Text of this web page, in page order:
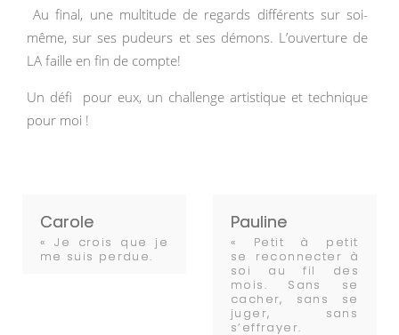
Au final, une multitude de regards différents sur soi-
même, sur ses pudeurs et ses démons. L’ouverture de
LA faille en fin de compte!
Un défi pour eux, un challenge artistique et technique
pour moi !
Carole
« Je crois que je
me suis perdue.
Pauline
« Petit à petit
se reconnecter à
soi au fil des
mois. Sans se
cacher, sans se
juger, sans
s’effrayer.